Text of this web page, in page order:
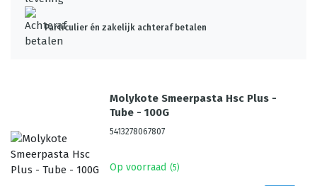
Particulier én zakelijk achteraf betalen
Molykote Smeerpasta Hsc Plus -
Tube - 100G
5413278067807
Op voorraad (5)